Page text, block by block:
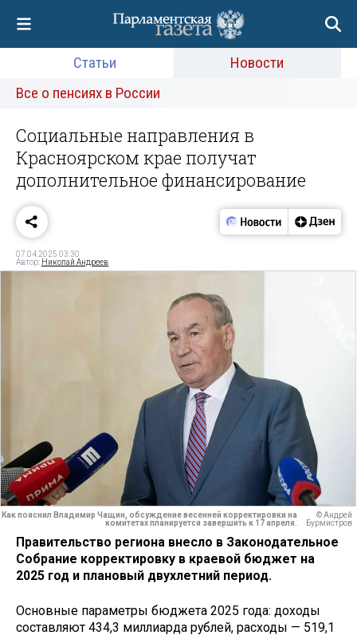
Статьи
Новости
Все о пенсиях в России
Социальные направления в
Красноярском крае получат
дополнительное финансирование
07.04.2025 03:30
Автор: Николай Андреев
Как пояснил Владимир Чащин, обсуждение весенней корректировки на
комитетах планируется завершить к 17 апреля.
© Андрей
Бурмистров
Правительство региона внесло в Законодательное
Собрание корректировку в краевой бюджет на
2025 год и плановый двухлетний период.
Основные параметры бюджета­ 2025 года: доходы
составляют 434,3 миллиарда рублей, расходы — 519,1